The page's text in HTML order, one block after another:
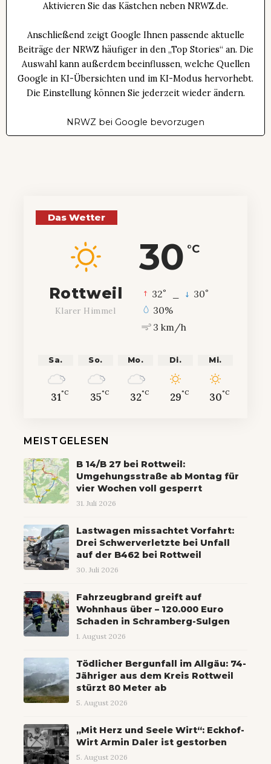
Aktivieren Sie das Kästchen neben NRWZ.de.
Anschließend zeigt Google Ihnen passende aktuelle
Beiträge der NRWZ häufiger in den „Top Stories“ an. Die
Auswahl kann außerdem beeinflussen, welche Quellen
Google in KI-Übersichten und im KI-Modus hervorhebt.
Die Einstellung können Sie jederzeit wieder ändern.
NRWZ bei Google bevorzugen
Das Wetter
30 °C
Rottweil
Klarer Himmel
32° 30°
30%
3 km/h
Sa.
31°C
So.
35°C
Mo.
32°C
Di.
29°C
Mi.
30°C
MEISTGELESEN
B 14/B 27 bei Rottweil:
Umgehungsstraße ab Montag für
vier Wochen voll gesperrt
31. Juli 2026
Lastwagen missachtet Vorfahrt:
Drei Schwerverletzte bei Unfall
auf der B462 bei Rottweil
30. Juli 2026
Fahrzeugbrand greift auf
Wohnhaus über – 120.000 Euro
Schaden in Schramberg-Sulgen
1. August 2026
Tödlicher Bergunfall im Allgäu: 74-
Jähriger aus dem Kreis Rottweil
stürzt 80 Meter ab
5. August 2026
„Mit Herz und Seele Wirt“: Eckhof-
Wirt Armin Daler ist gestorben
5. August 2026